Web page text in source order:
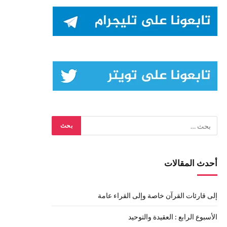
أحدث المقالات
إلى قارئات القرآن خاصة وإلى القراء عامة
الأسبوع الرابع : العقيدة والتوحيد